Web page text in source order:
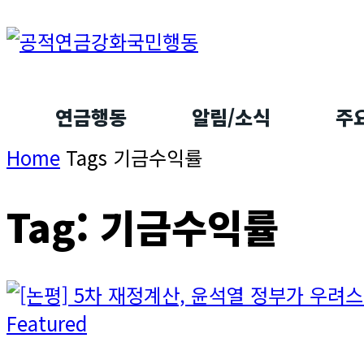
연금행동 알림/소식
주
Home Tags 기금수익률
Tag: 기금수익률
Featured